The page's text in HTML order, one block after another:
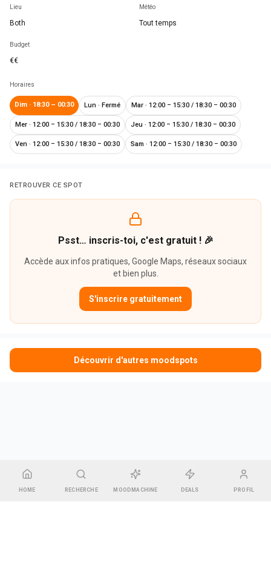
HOME RECHERCHE MOODMACHINE DEALS PROFIL
Lieu
Both
Météo
Tout temps
Budget
€€
Horaires
Dim · 18:30 – 00:30 Lun · Fermé Mar · 12:00 – 15:30 / 18:30 – 00:30
Mer · 12:00 – 15:30 / 18:30 – 00:30 Jeu · 12:00 – 15:30 / 18:30 – 00:30
Ven · 12:00 – 15:30 / 18:30 – 00:30 Sam · 12:00 – 15:30 / 18:30 – 00:30
RETROUVER CE SPOT
Psst… inscris-toi, c'est gratuit ! 🎉
Accède aux infos pratiques, Google Maps, réseaux sociaux
et bien plus.
S'inscrire gratuitement
Découvrir d'autres moodspots